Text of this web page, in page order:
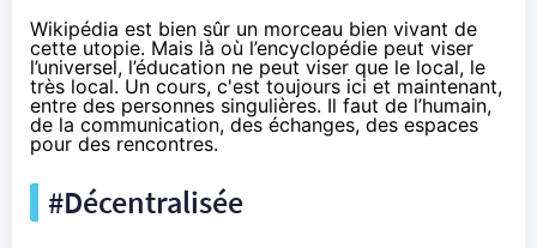
Wikipédia est bien sûr un morceau bien vivant de
cette utopie. Mais là où l’encyclopédie peut viser
l’universel, l’éducation ne peut viser que le local, le
très local. Un cours, c'est toujours ici et maintenant,
entre des personnes singulières. Il faut de l’humain,
de la communication, des échanges, des espaces
pour des rencontres.
#Décentralisée